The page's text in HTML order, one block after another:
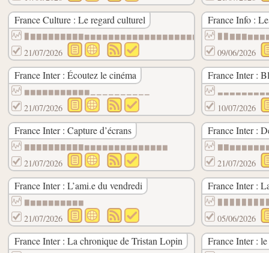
France Culture : Le regard culturel
21/07/2026
France Info :
09/06/2026
France Inter : Écoutez le cinéma
▆▆▆▆▆▆▆▆▆▆▆▁▁▁▁▁▁▁▁▁▁
21/07/2026
France Inter :
10/07/2026
France Inter : Capture d’écrans
▇▇▇▇▇▇▇▇▇▇▆▆▆▆▆▆▆▆▆▆▆▆▆▆
21/07/2026
France Inter :
21/07/2026
France Inter : L’ami.e du vendredi
▇▆▆▆▆▆▆▆▆▆
21/07/2026
France Inter :
05/06/2026
France Inter : La chronique de Tristan Lopin France Inter :